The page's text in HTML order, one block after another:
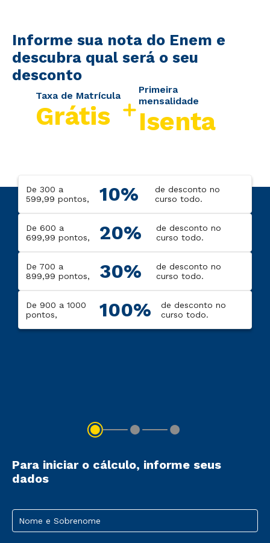
Informe sua nota do Enem e
descubra qual será o seu
desconto
Taxa de Matrícula
Grátis
Primeira
mensalidade
Isenta
De 300 a
599,99 pontos,
10%
de desconto no
curso todo.
De 600 a
699,99 pontos,
20%
de desconto no
curso todo.
De 700 a
899,99 pontos,
30%
de desconto no
curso todo.
De 900 a 1000
pontos,
100%
de desconto no
curso todo.
Para iniciar o cálculo, informe seus
dados
Nome e Sobrenome